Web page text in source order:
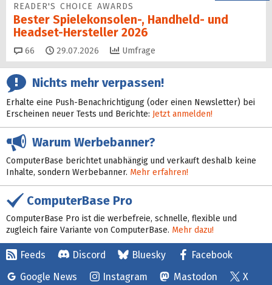
READER'S CHOICE AWARDS
Bester Spielekonsolen-, Handheld- und
Headset-Hersteller 2026
66 Kommentare
29.07.2026 Umfrage
Nichts mehr verpassen!
Erhalte eine Push-Benachrichtigung (oder einen Newsletter) bei
Erscheinen neuer Tests und Berichte: Jetzt anmelden!
Warum Werbebanner?
ComputerBase berichtet unabhängig und verkauft deshalb keine
Inhalte, sondern Werbebanner. Mehr erfahren!
ComputerBase Pro
ComputerBase Pro ist die werbefreie, schnelle, flexible und
zugleich faire Variante von ComputerBase. Mehr dazu!
Feeds Discord Bluesky
Facebook
Google News
Instagram Mastodon X